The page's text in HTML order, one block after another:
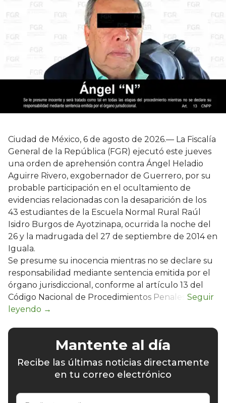
Ciudad de México, 6 de agosto de 2026.— La Fiscalía
General de la República (FGR) ejecutó este jueves
una orden de aprehensión contra Ángel Heladio
Aguirre Rivero, exgobernador de Guerrero, por su
probable participación en el ocultamiento de
evidencias relacionadas con la desaparición de los
43 estudiantes de la Escuela Normal Rural Raúl
Isidro Burgos de Ayotzinapa, ocurrida la noche del
26 y la madrugada del 27 de septiembre de 2014 en
Iguala.
Se presume su inocencia mientras no se declare su
responsabilidad mediante sentencia emitida por el
órgano jurisdiccional, conforme al artículo 13 del
Código Nacional de Procedimientos Penales.
Mantente al día
Recibe las últimas noticias directamente
en tu correo electrónico
Escribe